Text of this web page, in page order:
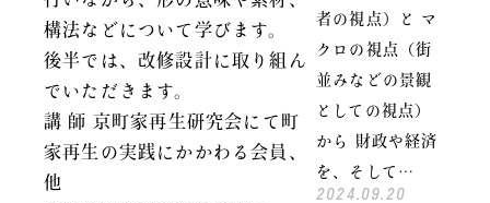
構法などについて学びます。
後半では、改修設計に取り組ん
でいただきます。
講 師 京町家再生研究会にて町
家再生の実践にかかわる会員、
他
者の視点）と マ
クロの視点（街
並みなどの景観
としての視点）
から 財政や経済
を、そして…
2024.09.20